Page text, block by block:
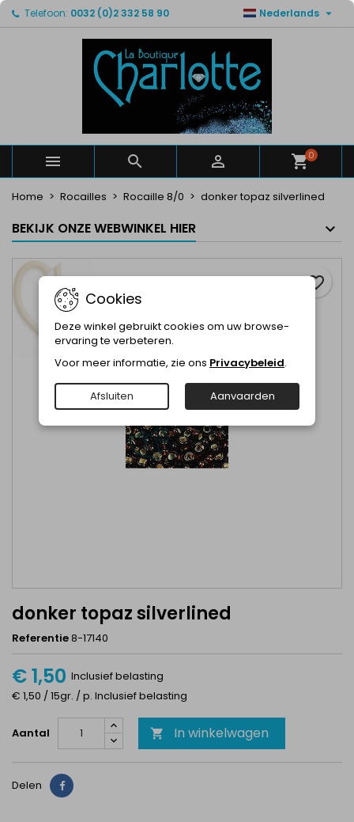
Telefoon: 0032 (0)2 332 58 90 Nederlands 
   0
Home Rocailles Rocaille 8/0 donker topaz silverlined
BEKIJK ONZE WEBWINKEL HIER
donker topaz silverlined
Referentie8-17140
€ 1,50 Inclusief belasting
€ 1,50 / 15gr. / p. Inclusief belasting
Aantal  In winkelwagen
favorite_border
Delen Delen
Mijn verlanglijsten ×
Maak een lijst
Maak een verlanglijst ×
Verlanglijst naam
Annuleren Maak een verlanglijst
Inloggen ×
U moet ingelogd zijn om producten in uw verlanglijst
Annuleren Inloggen
Cookies
Deze winkel gebruikt cookies om uw browse-
ervaring te verbeteren.
Voor meer informatie, zie ons Privacybeleid.
Afsluiten Aanvaarden